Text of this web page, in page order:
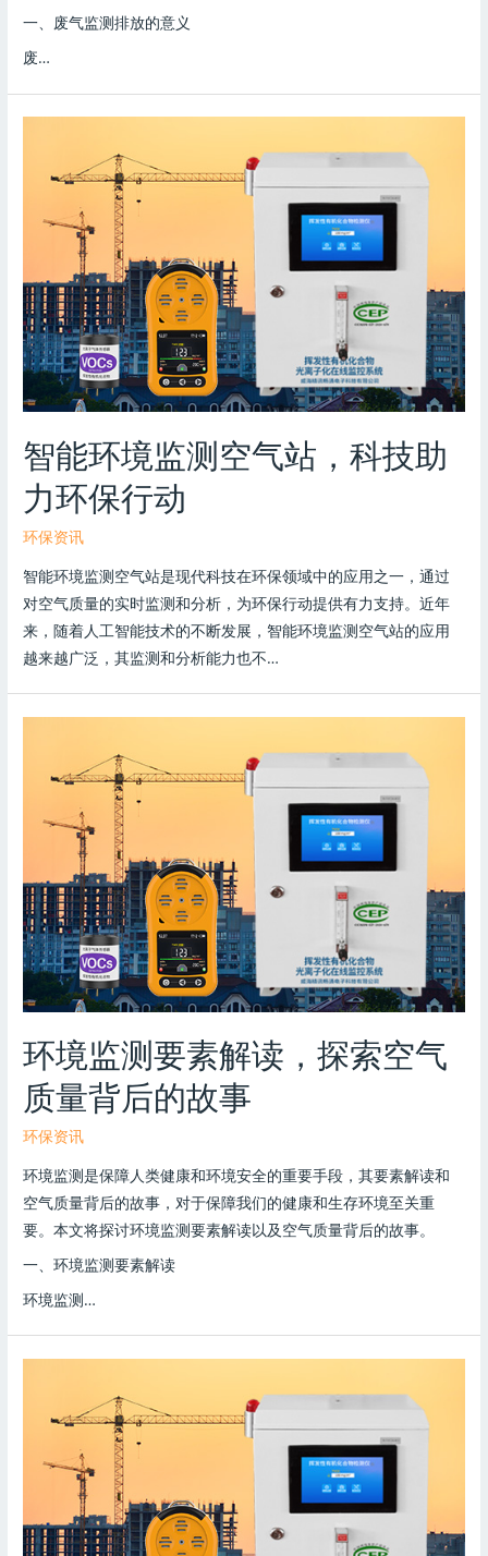
一、废气监测排放的意义
废…
智能环境监测空气站，科技助
力环保行动
环保资讯
智能环境监测空气站是现代科技在环保领域中的应用之一，通过
对空气质量的实时监测和分析，为环保行动提供有力支持。近年
来，随着人工智能技术的不断发展，智能环境监测空气站的应用
越来越广泛，其监测和分析能力也不…
环境监测要素解读，探索空气
质量背后的故事
环保资讯
环境监测是保障人类健康和环境安全的重要手段，其要素解读和
空气质量背后的故事，对于保障我们的健康和生存环境至关重
要。本文将探讨环境监测要素解读以及空气质量背后的故事。
一、环境监测要素解读
环境监测…